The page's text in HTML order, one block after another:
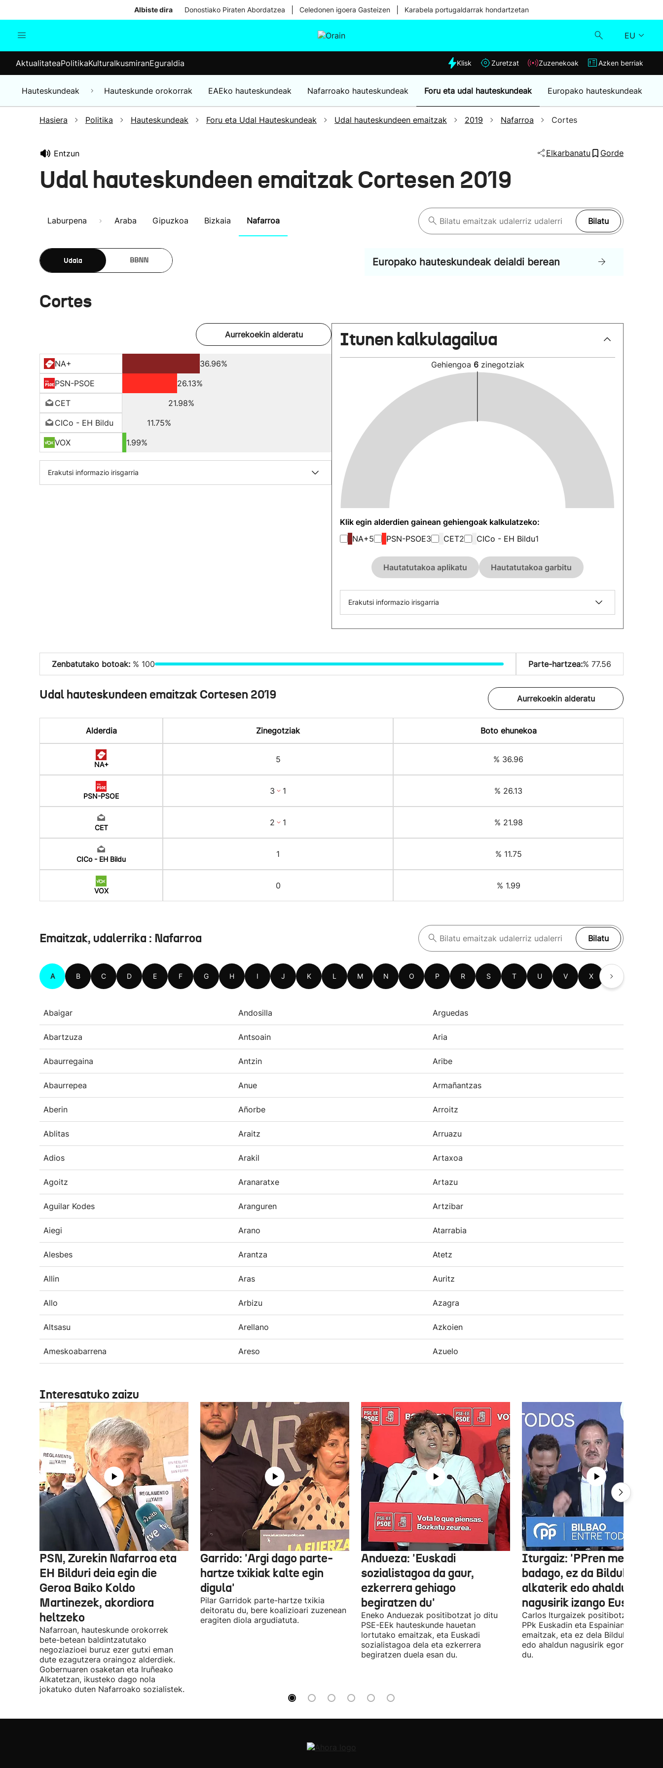
Albiste dira Donostiako Piraten Abordatzea Celedonen igoera Gasteizen Karabela portugaldarrak hondartzetan
EU
Munduko albisteak
Hauteskundeak
Eguraldia
Klisk
Zuzenekoak
Azken berriak
AktualitateaPolitikaKulturaIkusmiranEguraldia Klisk Zuretzat Zuzenekoak Azken berriak
Hauteskundeak Hauteskunde orokorrak EAEko hauteskundeak Nafarroako hauteskundeak Foru eta udal hauteskundeak Europako hauteskundeak
Hasiera Politika Hauteskundeak Foru eta Udal Hauteskundeak Udal hauteskundeen emaitzak 2019 Nafarroa Cortes
Entzun Elkarbanatu Gorde
Udal hauteskundeen emaitzak Cortesen 2019
Laburpena Araba Gipuzkoa Bizkaia Nafarroa Bilatu
Udala BBNN Europako hauteskundeak deialdi berean
Cortes
Aurrekoekin alderatu
NA+
36.96%
PSN-PSOE
26.13%
CET
21.98%
CICo - EH Bildu
11.75%
VOX
1.99%
Erakutsi informazio irisgarria
Itunen kalkulagailua
Gehiengoa 6 zinegotziak
Klik egin alderdien gainean gehiengoak kalkulatzeko:
NA+5 PSN-PSOE3 CET2 CICo - EH Bildu1
Hautatutakoa aplikatu Hautatutakoa garbitu
Erakutsi informazio irisgarria
Zenbatutako botoak: % 100 Parte-hartzea:% 77.56
Udal hauteskundeen emaitzak Cortesen 2019 Aurrekoekin alderatu
Alderdia Zinegotziak Boto ehunekoa
NA+
5 % 36.96
PSN-PSOE
3 1 % 26.13
CET
2 1 % 21.98
CICo - EH Bildu
1 % 11.75
VOX
0 % 1.99
Emaitzak, udalerrika : Nafarroa Bilatu
A B C D E F G H I J K L M N O P R S T U V X
Abaigar Andosilla Arguedas
Abartzuza Antsoain Aria
Abaurregaina Antzin Aribe
Abaurrepea Anue Armañantzas
Aberin Añorbe Arroitz
Ablitas Araitz Arruazu
Adios Arakil Artaxoa
Agoitz Aranaratxe Artazu
Aguilar Kodes Aranguren Artzibar
Aiegi Arano Atarrabia
Alesbes Arantza Atetz
Allin Aras Auritz
Allo Arbizu Azagra
Altsasu Arellano Azkoien
Ameskoabarrena Areso Azuelo
Interesatuko zaizu
PSN, Zurekin Nafarroa eta
EH Bilduri deia egin die
Geroa Baiko Koldo
Martinezek, akordiora
heltzeko
Nafarroan, hauteskunde orokorrek
bete-betean baldintzatutako
negoziazioei buruz ezer gutxi eman
dute ezagutzera oraingoz alderdiek.
Gobernuaren osaketan eta Iruñeako
Alkatetzan, ikusteko dago nola
jokatuko duten Nafarroako sozialistek.
Garrido: 'Argi dago parte-
hartze txikiak kalte egin
digula'
Pilar Garridok parte-hartze txikia
deitoratu du, bere koalizioari zuzenean
eragiten diola argudiatuta.
Andueza: 'Euskadi
sozialistagoa da gaur,
ezkerrera gehiago
begiratzen du'
Eneko Anduezak positibotzat jo ditu
PSE-EEk hauteskunde hauetan
lortutako emaitzak, eta Euskadi
sozialistagoa dela eta ezkerrera
begiratzen duela esan du.
Iturgaiz: 'PPren menpe
badago, ez da Bilduko
alkaterik edo ahaldun
nagusirik izango Euskadin'
Carlos Iturgaizek positibotzat jo ditu
PPk Euskadin eta Espainian lortutako
emaitzak, eta ez dela Bilduko
edo ahaldun nagusirik egongo
du.